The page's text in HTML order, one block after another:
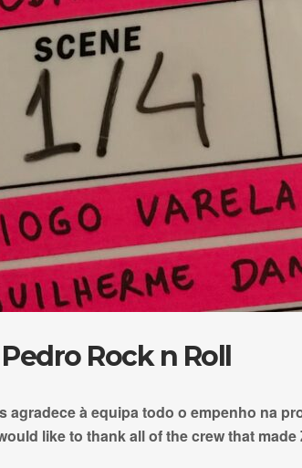
Rock n Roll
agradece à equipa todo o empenho na
like to thank all of the crew that